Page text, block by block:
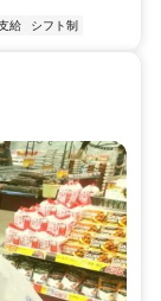
給 シフト制